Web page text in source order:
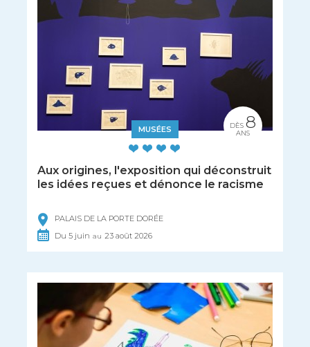
MUSÉES
Aux origines, l'exposition qui déconstruit
les idées reçues et dénonce le racisme
PALAIS DE LA PORTE DORÉE
Du5 juin au 23août 2026
DÈS 8
ANS